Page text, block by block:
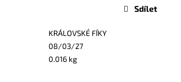
KRÁLOVSKÉ FÍKY
08/03/27
0.016 kg
Sdílet